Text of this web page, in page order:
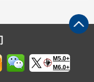
M5.0+
M6.0+